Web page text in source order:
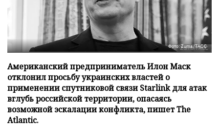
Фото: Zuma/ТАСС
Американский предприниматель Илон Маск
отклонил просьбу украинских властей о
применении спутниковой связи Starlink для атак
вглубь российской территории, опасаясь
возможной эскалации конфликта, пишет The
Atlantic.